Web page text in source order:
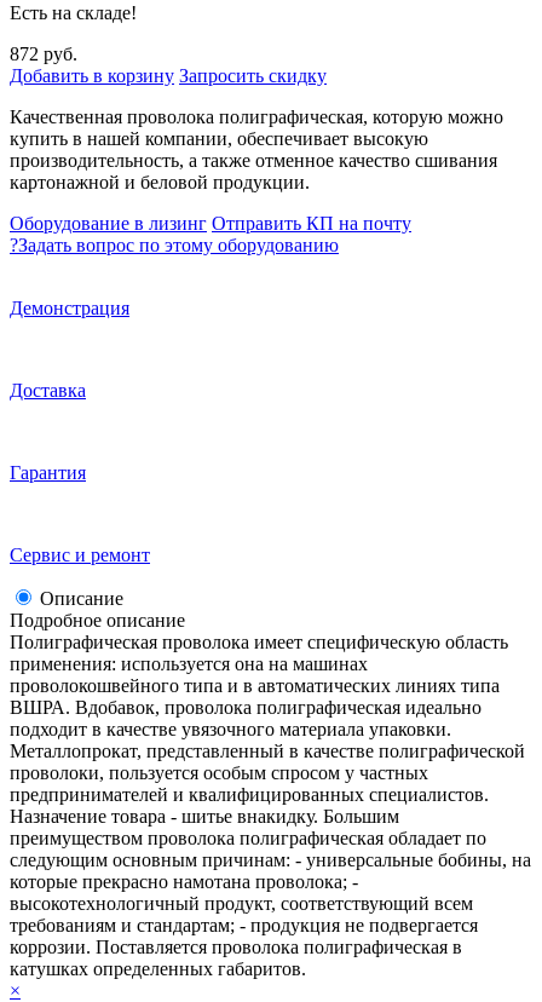
Есть на складе!
872 руб.
Добавить в корзину Запросить скидку
Качественная проволока полиграфическая, которую можно
купить в нашей компании, обеспечивает высокую
производительность, а также отменное качество сшивания
картонажной и беловой продукции.
Оборудование в лизинг Отправить КП на почту
?Задать вопрос по этому оборудованию
Демонстрация
Доставка
Гарантия
Сервис и ремонт
Описание
Подробное описание
Полиграфическая проволока имеет специфическую область
применения: используется она на машинах
проволокошвейного типа и в автоматических линиях типа
ВШРА. Вдобавок, проволока полиграфическая идеально
подходит в качестве увязочного материала упаковки.
Металлопрокат, представленный в качестве полиграфической
проволоки, пользуется особым спросом у частных
предпринимателей и квалифицированных специалистов.
Назначение товара - шитье внакидку. Большим
преимуществом проволока полиграфическая обладает по
следующим основным причинам: - универсальные бобины, на
которые прекрасно намотана проволока; -
высокотехнологичный продукт, соответствующий всем
требованиям и стандартам; - продукция не подвергается
коррозии. Поставляется проволока полиграфическая в
катушках определенных габаритов.
×